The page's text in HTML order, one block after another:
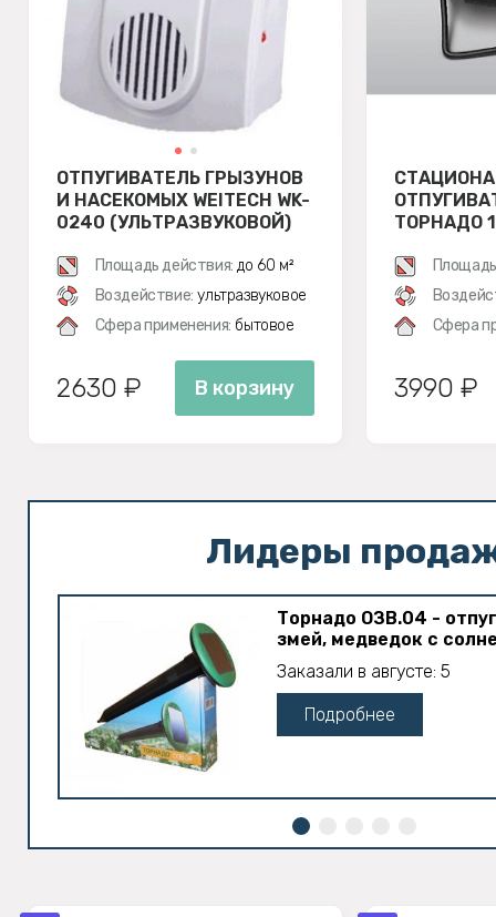
ОТПУГИВАТЕЛЬ ГРЫЗУНОВ
И НАСЕКОМЫХ WEITECH WK-
0240 (УЛЬТРАЗВУКОВОЙ)
Площадь действия: до 60 м²
Воздействие: ультразвуковое
Сфера применения: бытовое
2630 ₽ В корзину
ТОРНАДО
Сфера
3990 ₽
Лидеры
Торнадо ОЗВ.04 -
змей, медведок с
Заказали в августе: 5
Подробнее